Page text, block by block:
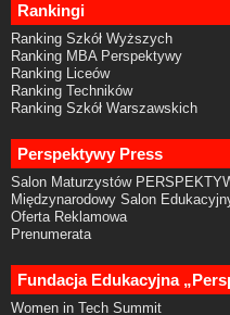
Rankingi
Ranking Szkół Wyższych
Ranking MBA Perspektywy
Ranking Liceów
Ranking Techników
Ranking Szkół Warszawskich
Perspektywy Press
Salon Maturzystów
Międzynarodowy Salon
Oferta Reklamowa
Prenumerata
Fundacja Edukacyjna
Women in Tech Summit